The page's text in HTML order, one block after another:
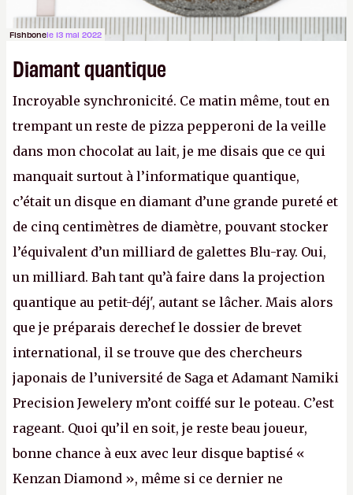
Fishbonele 13 mai 2022
Diamant quantique
Incroyable synchronicité. Ce matin même, tout en
trempant un reste de pizza pepperoni de la veille
dans mon chocolat au lait, je me disais que ce qui
manquait surtout à l’informatique quantique,
c’était un disque en diamant d’une grande pureté et
de cinq centimètres de diamètre, pouvant stocker
l’équivalent d’un milliard de galettes Blu-ray. Oui,
un milliard. Bah tant qu’à faire dans la projection
quantique au petit-déj', autant se lâcher. Mais alors
que je préparais derechef le dossier de brevet
international, il se trouve que des chercheurs
japonais de l’université de Saga et Adamant Namiki
Precision Jewelery m’ont coiffé sur le poteau. C’est
rageant. Quoi qu’il en soit, je reste beau joueur,
bonne chance à eux avec leur disque baptisé «
Kenzan Diamond », même si ce dernier ne